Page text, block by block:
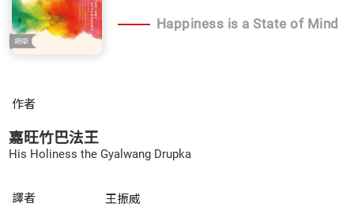
Happiness is a State of Mind
作者
嘉旺竹巴法王
His Holiness the Gyalwang Drupka
譯者 王振威